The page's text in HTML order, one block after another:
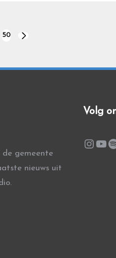
50
de gemeente
nieuws uit
Volg